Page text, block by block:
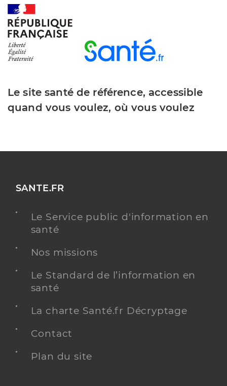
Le site santé de référence, accessible
quand vous voulez, où vous voulez
SANTE.FR
Le Service public d'information en
santé
Nos missions
Le Standard de l’information en
santé
La charte Santé.fr Décryptage
Contact
Plan du site